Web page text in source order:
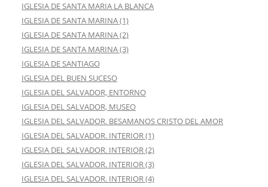
IGLESIA DE SANTA MARIA LA BLANCA
IGLESIA DE SANTA MARINA (1)
IGLESIA DE SANTA MARINA (2)
IGLESIA DE SANTA MARINA (3)
IGLESIA DE SANTIAGO
IGLESIA DEL BUEN SUCESO
IGLESIA DEL SALVADOR, ENTORNO
IGLESIA DEL SALVADOR, MUSEO
IGLESIA DEL SALVADOR. BESAMANOS CRISTO DEL AMOR
IGLESIA DEL SALVADOR. INTERIOR (1)
IGLESIA DEL SALVADOR. INTERIOR (2)
IGLESIA DEL SALVADOR. INTERIOR (3)
IGLESIA DEL SALVADOR. INTERIOR (4)